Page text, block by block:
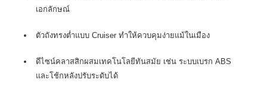
เอกลักษณ์
ตัวถังทรงต่ำแบบ Cruiser ทำให้ควบคุมง่ายแม้ในเมือง
ดีไซน์คลาสสิกผสมเทคโนโลยีทันสมัย เช่น ระบบเบรก ABS
และโช้กหลังปรับระดับได้